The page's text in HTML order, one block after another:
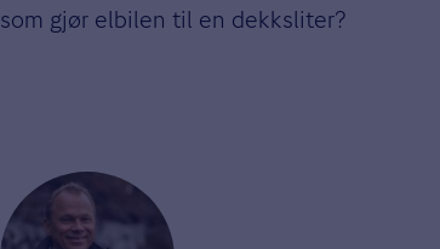
som gjør elbilen til en dekksliter?